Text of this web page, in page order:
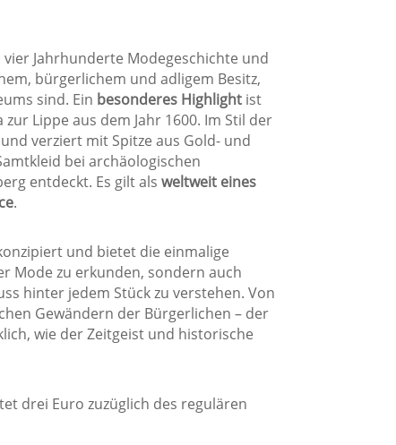
Jahrhunderte Modegeschichte und
bürgerlichem und adligem Besitz,
sind. Ein besonderes Highlightist
Lippe aus dem Jahr 1600. Im Stil der
verziert mit Spitze aus Gold- und
bei archäologischen
entdeckt. Es gilt als weltweit eines
.
und bietet die einmalige
Mode zu erkunden, sondern auch
hinter jedem Stück zu verstehen. Von
Gewändern der Bürgerlichen – der
wie der Zeitgeist und historische
drei Euro zuzüglich des regulären